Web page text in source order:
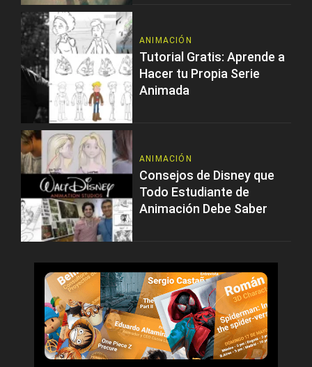
ANIMACIÓN
Tutorial Gratis: Aprende a
Hacer tu Propia Serie
Animada
ANIMACIÓN
Consejos de Disney que
Todo Estudiante de
Animación Debe Saber